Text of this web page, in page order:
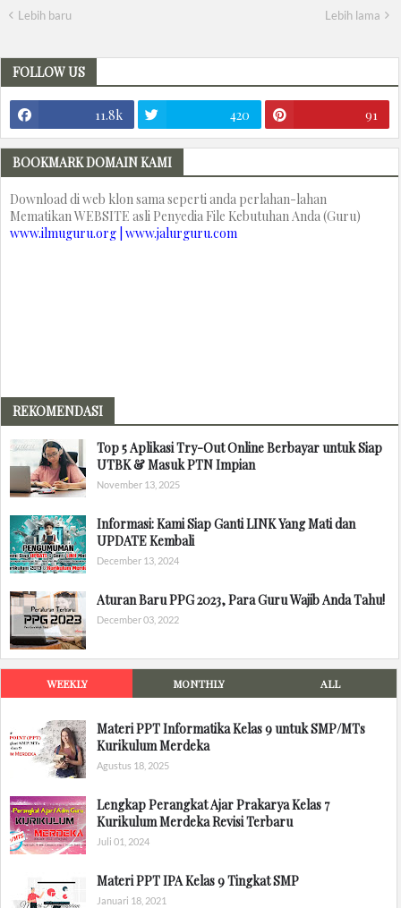
Lebih baru Lebih lama
FOLLOW US
11.8k 420 91
BOOKMARK DOMAIN KAMI
Download di web klon sama seperti anda perlahan-lahan
Mematikan WEBSITE asli Penyedia File Kebutuhan Anda (Guru)
www.ilmuguru.org | www.jalurguru.com
REKOMENDASI
Top 5 Aplikasi Try-Out Online Berbayar untuk Siap
UTBK & Masuk PTN Impian
November 13, 2025
Informasi: Kami Siap Ganti LINK Yang Mati dan
UPDATE Kembali
December 13, 2024
Aturan Baru PPG 2023, Para Guru Wajib Anda Tahu!
December 03, 2022
WEEKLY MONTHLY ALL
Materi PPT Informatika Kelas 9 untuk SMP/MTs
Kurikulum Merdeka
Agustus 18, 2025
Lengkap Perangkat Ajar Prakarya Kelas 7
Kurikulum Merdeka Revisi Terbaru
Juli 01, 2024
Materi PPT IPA Kelas 9 Tingkat SMP
Januari 18, 2021